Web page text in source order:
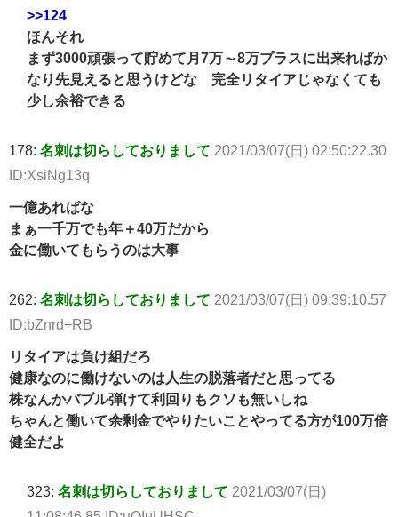
>>124
ほんそれ
まず3000頑張って貯めて月7万～8万プラスに出来ればか
なり先見えると思うけどな 完全リタイアじゃなくても
少し余裕できる
178: 名刺は切らしておりまして 2021/03/07(日) 02:50:22.30
ID:XsiNg13q
一億あればな
まぁ一千万でも年＋40万だから
金に働いてもらうのは大事
262: 名刺は切らしておりまして 2021/03/07(日) 09:39:10.57
ID:bZnrd+RB
リタイアは負け組だろ
健康なのに働けないのは人生の脱落者だと思ってる
株なんかバブル弾けて利回りもクソも無いしね
ちゃんと働いて余剰金でやりたいことやってる方が100万倍
健全だよ
323: 名刺は切らしておりまして 2021/03/07(日)